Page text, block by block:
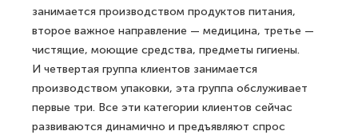
занимается производством продуктов питания,
второе важное направление — медицина, третье —
чистящие, моющие средства, предметы гигиены.
И четвертая группа клиентов занимается
производством упаковки, эта группа обслуживает
первые три. Все эти категории клиентов сейчас
развиваются динамично и предъявляют спрос